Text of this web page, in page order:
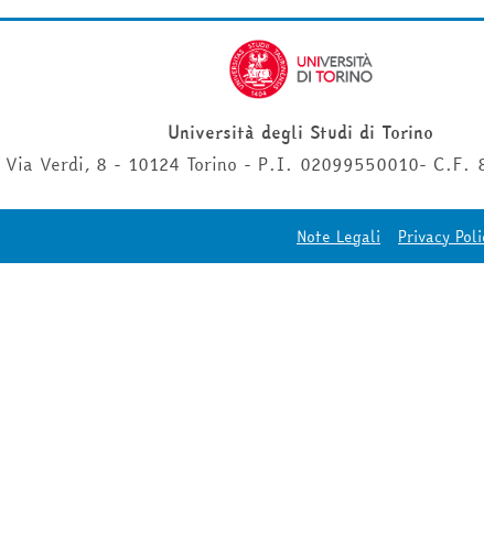
Università degli Studi di Torino
Via Verdi, 8 - 10124 Torino - P.I. 02099550010- C.F.
Note Legali Privacy